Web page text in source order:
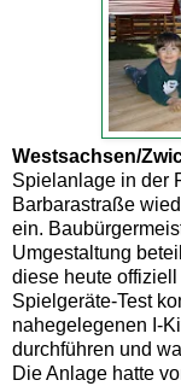
Westsachsen/
Spielanlage in der
Barbarastraße
ein.
Umgestaltung
diese heute
Spielgeräte-Test
nahegelegenen I-
durchführen und
Die Anlage hatte